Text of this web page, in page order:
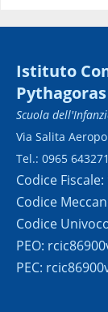
Istituto
Pythagoras
Scuola
Via Salita
Tel.: 0965 643271
Codice
Codice
Codice
PEO:
PEC: